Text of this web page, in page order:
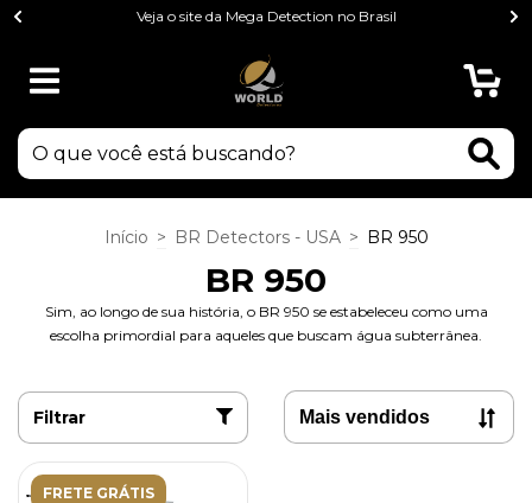
Veja o site da Mega Detection no Brasil
Início > BR Detectors - USA > BR 950
BR 950
Sim, ao longo de sua história, o BR 950 se estabeleceu como uma
escolha primordial para aqueles que buscam água subterrânea.
Filtrar
FRETE GRÁTIS